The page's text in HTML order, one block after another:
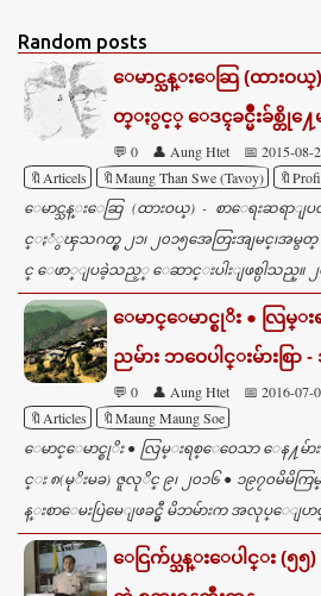
m
e
s
Random posts
ေမာင္သန္းေဆြ (ထားဝယ္
တ္ႏွင့္ ေဒၚခင္မ်ိဳးခ်စ္တို႔
💬 0 👤 Aung Htet
📅 2015-08-
🔖Articels
🔖Maung Than Swe (Tavoy)
ေမာင္သန္းေဆြ (ထားဝယ္) - စာေရးဆရာျပ
င္ႏံွၾသဂတ္စ္ ၂၁၊ ၂၀၁၅အေတြးအျမင္၊အမွတ္
င္ ေဖာ္ျပခဲ့သည့္ ေဆာင္းပါးျဖစ္ပါသည္။ ၂၀၀
ေမာင္ေမာင္စုိး ● လြမ္
ညမ်ား ဘဝေပါင္းမ်ားစြာ
💬 0 👤 Aung Htet
📅 2016-07-
🔖Articles
🔖Maung Maung Soe
ေမာင္ေမာင္စုိး ● လြမ္းရစ္ေဝေသာ ေန႔မ်ား
င္း ၈(မုိးမခ) ဇူလုိင္ ၉၊ ၂၀၁၆ ● ၁၉၇၀မိမိက
န္းစာေမးပြဲမေျဖခင္မွီ မိဘမ်ားက အလုပ္ေျပ
ေငြက်ပ္သန္းေပါင္း (၅